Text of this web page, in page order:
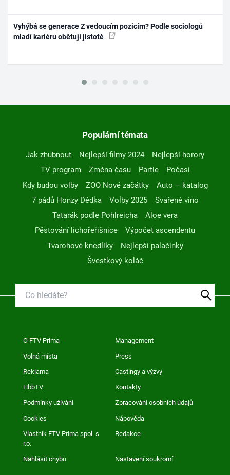
Vyhýbá se generace Z vedoucím pozicím? Podle sociologů
mladí kariéru obětují jistotě
Populární témata
Jak zhubnout Nejlepší filmy 2024
Nejlepší horory
TV program
Změna času Partie
Počasí
Kdy budou volby
ZOO Nové začátky
Auto – katalog
7 pádů Honzy Dědka
Volby 2025
Svařené víno
Tatarák podle Pohlreicha
Aloe vera
Pěstování lichořeřišnice
Výpočet ascendentu
Tvarohové knedlíky
Nejlepší palačinky
Švestkový koláč
O FTV Prima Management
Volná místa Press
Reklama Castingy a výzvy
HbbTV Kontakty
Podmínky užívání Zpracování osobních údajů
Cookies Nápověda
Vlastník FTV Prima spol. s
r.o.
Redakce
Nahlásit chybu Nastavení soukromí